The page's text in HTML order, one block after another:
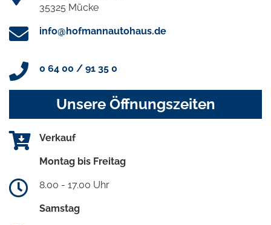
35325 Mücke
info@hofmannautohaus.de
0 64 00 / 91 35 0
Unsere Öffnungszeiten
Verkauf
Montag bis Freitag
8.00 - 17.00 Uhr
Samstag